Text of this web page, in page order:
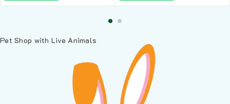
Pet Shop with Live Animals